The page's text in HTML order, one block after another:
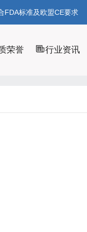
FDA标准及欧盟CE要求
荣誉 行业资讯